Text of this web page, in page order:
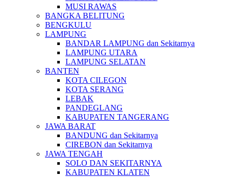
MUSI RAWAS
BANGKA BELITUNG
BENGKULU
LAMPUNG
BANDAR LAMPUNG dan Sekitarnya
LAMPUNG UTARA
LAMPUNG SELATAN
BANTEN
KOTA CILEGON
KOTA SERANG
LEBAK
PANDEGLANG
KABUPATEN TANGERANG
JAWA BARAT
BANDUNG dan Sekitarnya
CIREBON dan Sekitarnya
JAWA TENGAH
SOLO DAN SEKITARNYA
KABUPATEN KLATEN